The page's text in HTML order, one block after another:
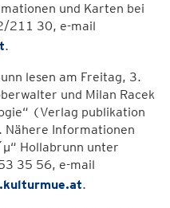
und Karten bei
211 30, e-mail
.
lesen am Freitag, 3.
und Milan Racek
(Verlag publikation
Nähere Informationen
Hollabrunn unter
35 56, e-mail
.